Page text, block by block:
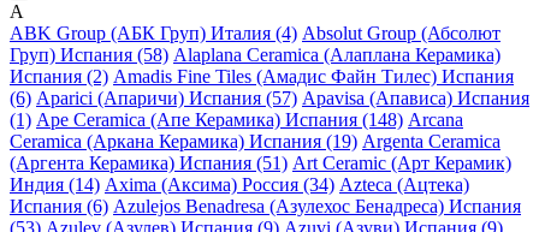
A
ABK Group (АБК Груп) Италия (4) Absolut Group (Абсолют
Груп) Испания (58) Alaplana Ceramica (Алаплана Керамика)
Испания (2) Amadis Fine Tiles (Амадис Файн Тилес) Испания
(6) Aparici (Апаричи) Испания (57) Apavisa (Апависа) Испания
(1) Ape Ceramica (Апе Керамика) Испания (148) Arcana
Ceramica (Аркана Керамика) Испания (19) Argenta Ceramica
(Аргента Керамика) Испания (51) Art Ceramic (Арт Керамик)
Индия (14) Axima (Аксима) Россия (34) Azteca (Ацтека)
Испания (6) Azulejos Benadresa (Азулехос Бенадреса) Испания
(53) Azulev (Азулев) Испания (9) Azuvi (Азуви) Испания (9)